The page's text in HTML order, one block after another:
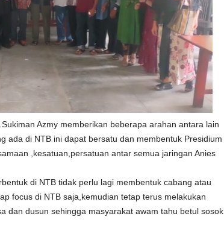
Azmy memberikan beberapa arahan antara lain
ada di NTB ini dapat bersatu dan membentuk Presidium
,kesatuan,persatuan antar semua jaringan Anies
di NTB tidak perlu lagi membentuk cabang atau
focus di NTB saja,kemudian tetap terus melakukan
dan dusun sehingga masyarakat awam tahu betul sosok